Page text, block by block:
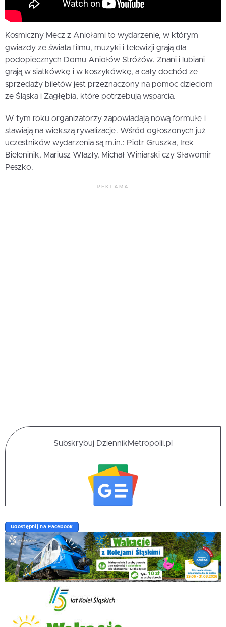
Kosmiczny Mecz z Aniołami to wydarzenie, w którym
gwiazdy ze świata filmu, muzyki i telewizji grają dla
podopiecznych Domu Aniołów Stróżów. Znani i lubiani
grają w siatkówkę i w koszykówkę, a cały dochód ze
sprzedaży biletów jest przeznaczony na pomoc dzieciom
ze Śląska i Zagłębia, które potrzebują wsparcia.
W tym roku organizatorzy zapowiadają nową formułę i
stawiają na większą rywalizację. Wśród ogłoszonych już
uczestników wydarzenia są m.in.: Piotr Gruszka, Irek
Bieleninik, Mariusz Wlazły, Michał Winiarski czy Sławomir
Peszko.
REKLAMA
Subskrybuj DziennikMetropolii.pl
Udostępnij na Facebook